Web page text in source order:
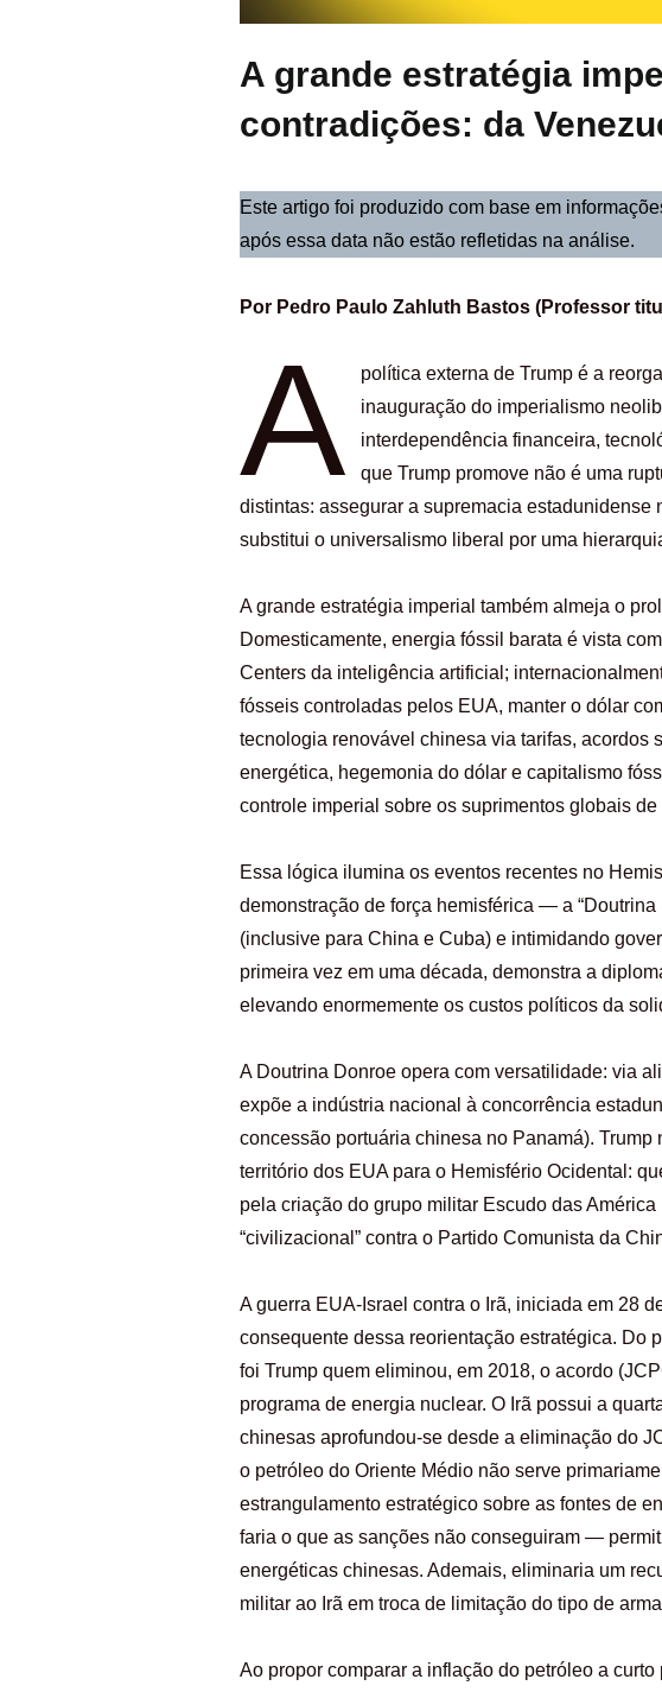
A grande estratégia
contradições: da
Este artigo foi produzido com base em
após essa data não estão refletidas na análise.
Por Pedro Paulo Zahluth Bastos (Professor
A
política externa de Trump é a
inauguração do imperialismo
interdependência financeira,
que Trump promove não é uma
distintas: assegurar a supremacia
substitui o universalismo liberal por uma
A grande estratégia imperial também almeja o
Domesticamente, energia fóssil barata é vista
Centers da inteligência artificial;
fósseis controladas pelos EUA, manter o dólar
tecnologia renovável chinesa via tarifas,
energética, hegemonia do dólar e capitalismo
controle imperial sobre os suprimentos globais de
Essa lógica ilumina os eventos recentes no
demonstração de força hemisférica — a
(inclusive para China e Cuba) e intimidando
primeira vez em uma década, demonstra a
elevando enormemente os custos políticos da
A Doutrina Donroe opera com versatilidade: via
expõe a indústria nacional à concorrência
concessão portuária chinesa no Panamá).
território dos EUA para o Hemisfério Ocidental:
pela criação do grupo militar Escudo das
“civilizacional” contra o Partido Comunista da
A guerra EUA-Israel contra o Irã, iniciada em 28
consequente dessa reorientação estratégica. Do
foi Trump quem eliminou, em 2018, o acordo
programa de energia nuclear. O Irã possui a
chinesas aprofundou-se desde a eliminação do
o petróleo do Oriente Médio não serve
estrangulamento estratégico sobre as fontes de
faria o que as sanções não conseguiram —
energéticas chinesas. Ademais, eliminaria um
militar ao Irã em troca de limitação do tipo de
Ao propor comparar a inflação do petróleo a